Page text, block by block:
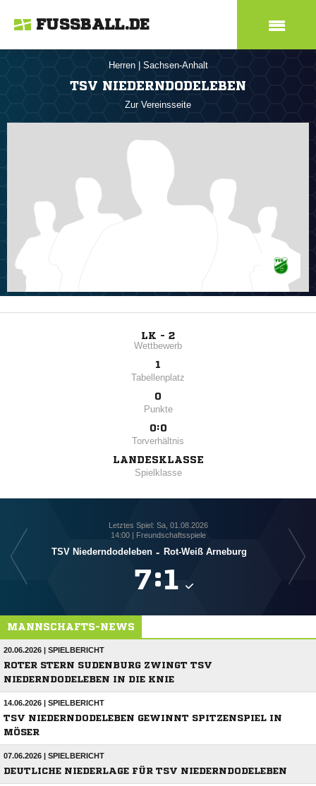
FUSSBALL.DE
Herren Sachsen-Anhalt
TSV NIEDERNDODELEBEN
Zur Vereinsseite
LK - 2
Wettbewerb
1
Tabellenplatz
0
Punkte
0:0
Torverhältnis
LANDESKLASSE
Spielklasse
Letztes Spiel: Sa, 01.08.2026
14:00 | Freundschaftsspiele
TSV Niederndodeleben - Rot-Weiß Arneburg
:
MANNSCHAFTS-NEWS
20.06.2026 | SPIELBERICHT
ROTER STERN SUDENBURG ZWINGT TSV
NIEDERNDODELEBEN IN DIE KNIE
14.06.2026 | SPIELBERICHT
TSV NIEDERNDODELEBEN GEWINNT SPITZENSPIEL IN
MÖSER
07.06.2026 | SPIELBERICHT
DEUTLICHE NIEDERLAGE FÜR TSV NIEDERNDODELEBEN